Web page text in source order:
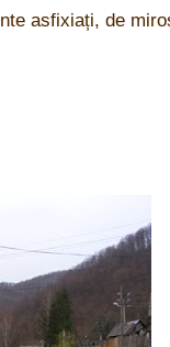
asfixiați, de